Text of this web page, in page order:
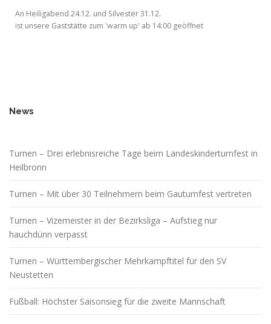
An Heiligabend 24.12. und Silvester 31.12.
ist unsere Gaststätte zum 'warm up' ab 14:00 geöffnet
News
Turnen – Drei erlebnisreiche Tage beim Landeskinderturnfest in
Heilbronn
Turnen – Mit über 30 Teilnehmern beim Gauturnfest vertreten
Turnen – Vizemeister in der Bezirksliga – Aufstieg nur
hauchdünn verpasst
Turnen – Württembergischer Mehrkampftitel für den SV
Neustetten
Fußball: Höchster Saisonsieg für die zweite Mannschaft